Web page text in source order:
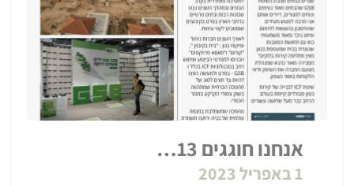
אנחנו חוגגים 13…
1 באפריל 2023